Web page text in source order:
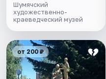
Шумячский
художественно-
краеведческий музей
от 200 ₽